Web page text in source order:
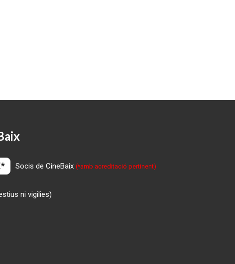
Socis de CineBaix(*amb acreditació pertinent)
ni vigilies)